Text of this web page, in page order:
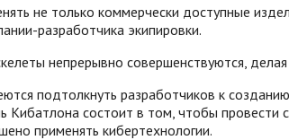
не только коммерчески доступные
разработчика экипировки.
непрерывно совершенствуются,
подтолкнуть разработчиков к
Кибатлона состоит в том, чтобы
применять кибертехнологии.